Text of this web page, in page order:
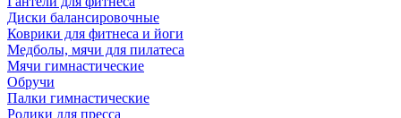
Диски балансировочные
Коврики для фитнеса и йоги
Медболы, мячи для пилатеса
Мячи гимнастические
Обручи
Палки гимнастические
Ролики для пресса